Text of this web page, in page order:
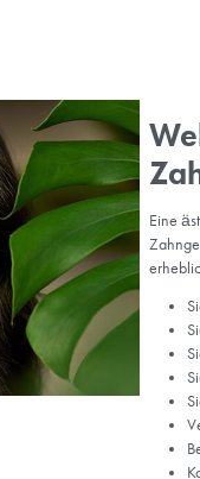
eine Reihe von
Der
Bedürfnisse und